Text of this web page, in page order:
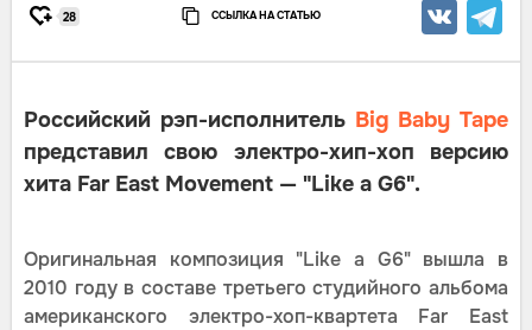
28 ССЫЛКА НА СТАТЬЮ
Российский рэп-исполнитель Big Baby Tape
представил свою электро-хип-хоп версию
хита Far East Movement — "Like a G6".
Оригинальная композиция "Like a G6" вышла в
2010 году в составе третьего студийного альбома
американского электро-хоп-квартета Far East